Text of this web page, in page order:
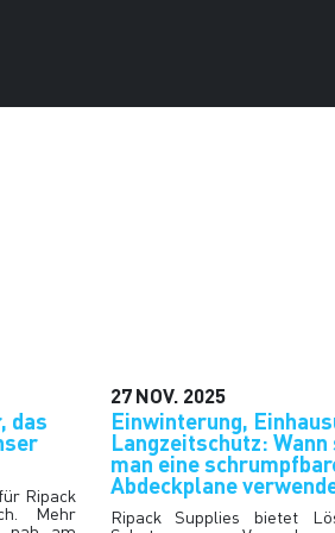
das
Ripack
Mehr
27NOV. 2025
Einwinterung,
Langzeitschutz:
man eine
Abdeckplane
Ripack Supplies bietet